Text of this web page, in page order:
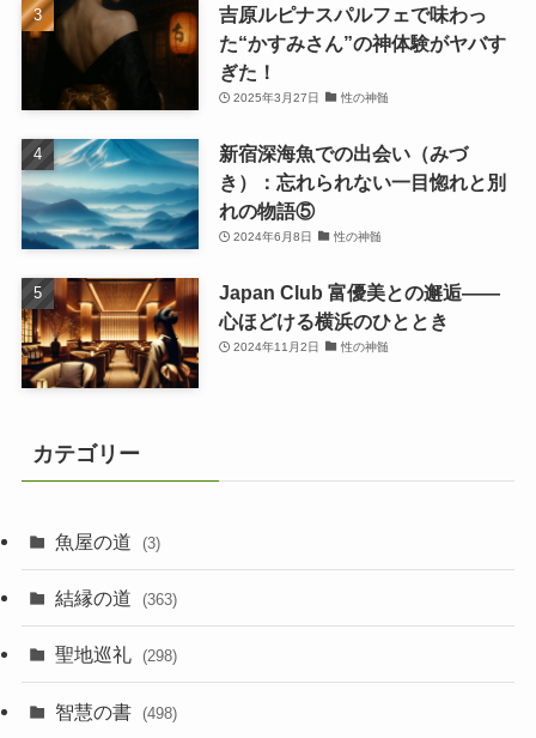
吉原ルピナスパルフェで味わっ
た“かすみさん”の神体験がヤバす
ぎた！
2025年3月27日 性の神髄
新宿深海魚での出会い（みづ
き）：忘れられない一目惚れと別
れの物語⑤
2024年6月8日 性の神髄
Japan Club 富優美との邂逅――
心ほどける横浜のひととき
2024年11月2日 性の神髄
カテゴリー
魚屋の道 (3)
結縁の道 (363)
聖地巡礼 (298)
智慧の書 (498)